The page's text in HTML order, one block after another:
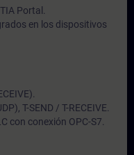
Portal.
en los dispositivos
T-SEND / T-RECEIVE.
con conexión OPC-S7.